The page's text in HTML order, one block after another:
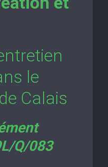
le
Calais
Q/083